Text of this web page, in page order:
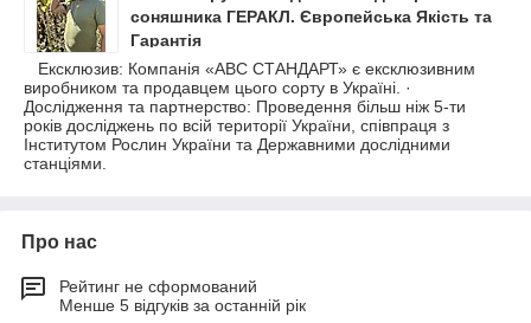
соняшника ГЕРАКЛ. Європейська Якість та
Гарантія
Ексклюзив: Компанія «АВС СТАНДАРТ» є ексклюзивним
виробником та продавцем цього сорту в Україні. ·
Дослідження та партнерство: Проведення більш ніж 5-ти
років досліджень по всій території України, співпраця з
Інститутом Рослин України та Державними дослідними
станціями.
Про нас
Рейтинг не сформований
Менше 5 відгуків за останній рік